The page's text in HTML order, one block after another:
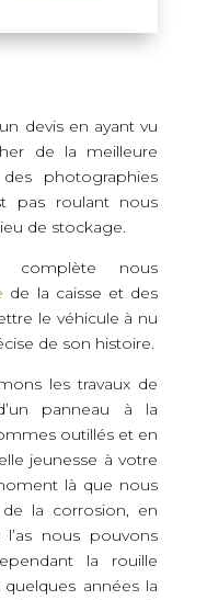
devis en ayant vu
de la meilleure
photographies
pas roulant nous
de stockage.
complète nous
de la caisse et des
le véhicule à nu
de son histoire.
les travaux de
panneau à la
outillés et en
jeunesse à votre
là que nous
la corrosion, en
nous pouvons
la rouille
années la